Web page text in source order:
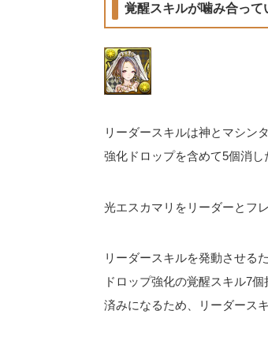
覚醒スキルが噛み合って
リーダースキルは神とマシン
強化ドロップを含めて5個消し
光エスカマリをリーダーとフ
リーダースキルを発動させる
ドロップ強化の覚醒スキル7
済みになるため、リーダース